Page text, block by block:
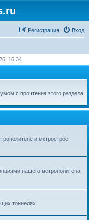
Вход
Регистрация
16:34
с прочтения этого раздела
и метрострое.
нашего метрополитена
тоннелях